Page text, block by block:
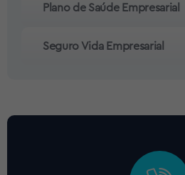
Plano de Saúde Empresarial
Seguro Vida Empresarial